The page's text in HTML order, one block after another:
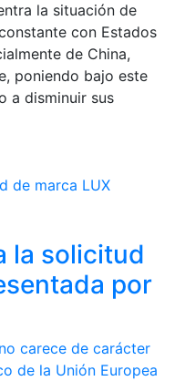
la situación de
con Estados
de China,
poniendo bajo este
a disminuir sus
la solicitud
por
carece de carácter
de la Unión Europea